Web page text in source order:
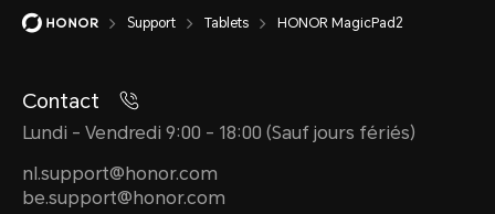
Support Tablets HONOR MagicPad2
Contact
Lundi - Vendredi 9:00 - 18:00 (Sauf jours fériés)
nl.support@honor.com
be.support@honor.com